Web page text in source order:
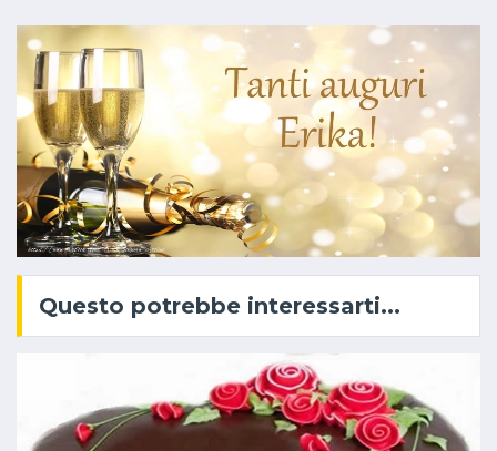
Questo potrebbe interessarti...